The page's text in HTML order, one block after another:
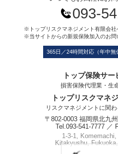
093-
※トップリスクマネジメント有限会社
※当サイトからの新規保険加入のお問
365日／24時間対応（年中無
トップ保険サ
損害保険代理業・生
トップリスクマネ
リスクマネジメントに関
〒802-0003 福岡県北九
Tel.093-541-7777 ／
1-3-1, Komemachi,
Kitakyushu,
Phone.+81-